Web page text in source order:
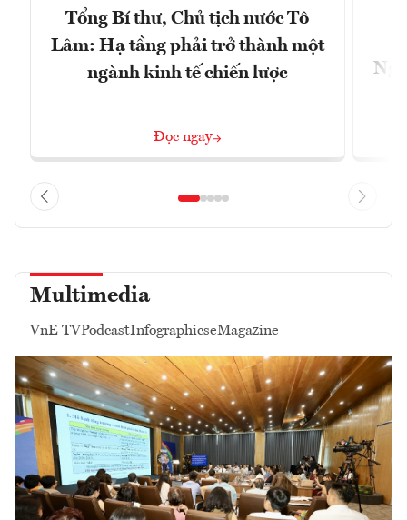
Tổng Bí thư, Chủ tịch nước Tô
Lâm: Hạ tầng phải trở thành một
ngành kinh tế chiến lược
Đọc ngay
Multimedia
VnE TVPodcastInfographicseMagazine